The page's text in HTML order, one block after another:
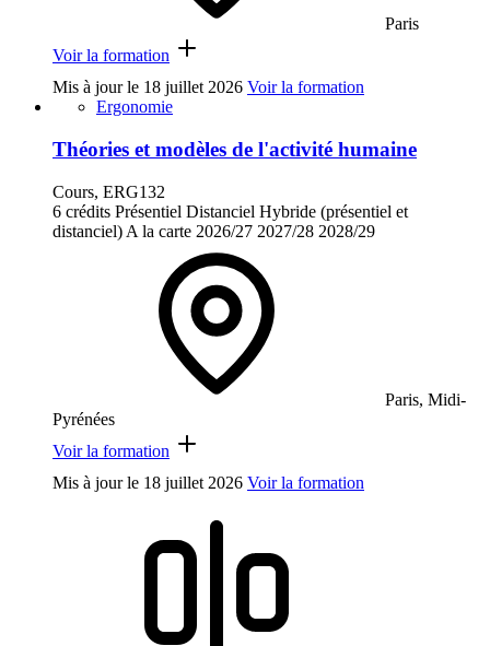
Paris
Voir la formation
Mis à jour le 18 juillet 2026 Voir la formation
Ergonomie
Théories et modèles de l'activité humaine
Cours, ERG132
6 crédits Présentiel Distanciel Hybride (présentiel et
distanciel) A la carte 2026/27 2027/28 2028/29
Paris, Midi-
Pyrénées
Voir la formation
Mis à jour le 18 juillet 2026 Voir la formation